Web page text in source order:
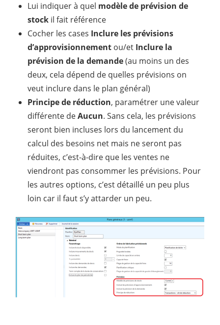
Lui indiquer à quel modèle de prévision de
stock il fait référence
Cocher les cases Inclure les prévisions
d’approvisionnement ou/et Inclure la
prévision de la demande(au moins un des
deux, cela dépend de quelles prévisions on
veut inclure dans le plan général)
Principe de réduction, paramétrer une valeur
différente deAucun. Sans cela, les prévisions
seront bien incluses lors du lancement du
calcul des besoins net mais ne seront pas
réduites, c’est-à-dire que les ventes ne
viendront pas consommer les prévisions. Pour
les autres options, c’est détaillé un peu plus
loin car il faut s’y attarder un peu.